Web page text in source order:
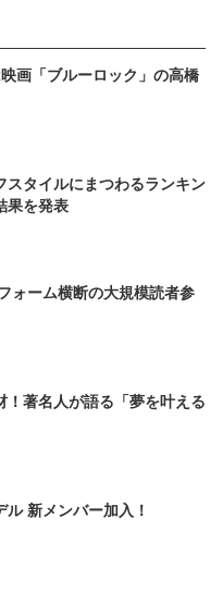
画「ブルーロック」の高橋
スタイルにまつわるランキン
果を発表
ォーム横断の大規模読者参
！著名人が語る「夢を叶える
新メンバー加入！